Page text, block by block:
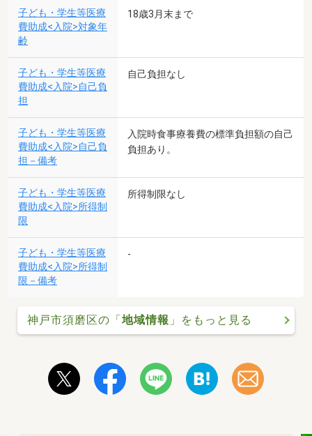
子ども・学生等医療
費助成<入院>対象年
齢
18歳3月末まで
子ども・学生等医療
費助成<入院>自己負
担
自己負担なし
子ども・学生等医療
費助成<入院>自己負
担－備考
入院時食事療養費の標準負担額の自己
負担あり。
子ども・学生等医療
費助成<入院>所得制
限
所得制限なし
子ども・学生等医療
費助成<入院>所得制
限－備考
-
神戸市須磨区の「 地域情報 」をもっと見る